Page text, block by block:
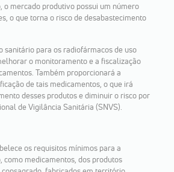
o mercado produtivo possui um número
o que torna o risco de desabastecimento
sanitário para os radiofármacos de uso
o monitoramento e a fiscalização
Também proporcionará a
de tais medicamentos, o que irá
desses produtos e diminuir o risco por
de Vigilância Sanitária (SNVS).
os requisitos mínimos para a
como medicamentos, dos produtos